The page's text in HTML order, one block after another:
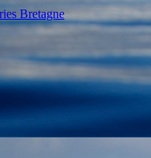
Bretagne